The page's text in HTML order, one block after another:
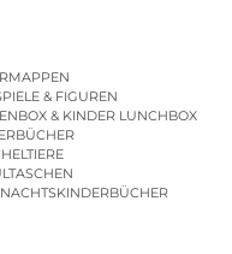
& FIGUREN
& KINDER LUNCHBOX